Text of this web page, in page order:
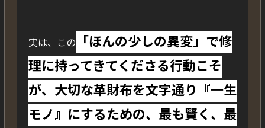
実は、この 「ほんの少しの異変」で修
理に持ってきてくださる行動こそ
が、大切な革財布を文字通り『一生
モノ』にするための、最も賢く、最